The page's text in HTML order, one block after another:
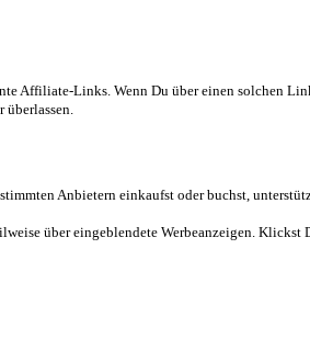
Affiliate-Links. Wenn Du über einen solchen
Anbietern einkaufst oder buchst,
über eingeblendete Werbeanzeigen.